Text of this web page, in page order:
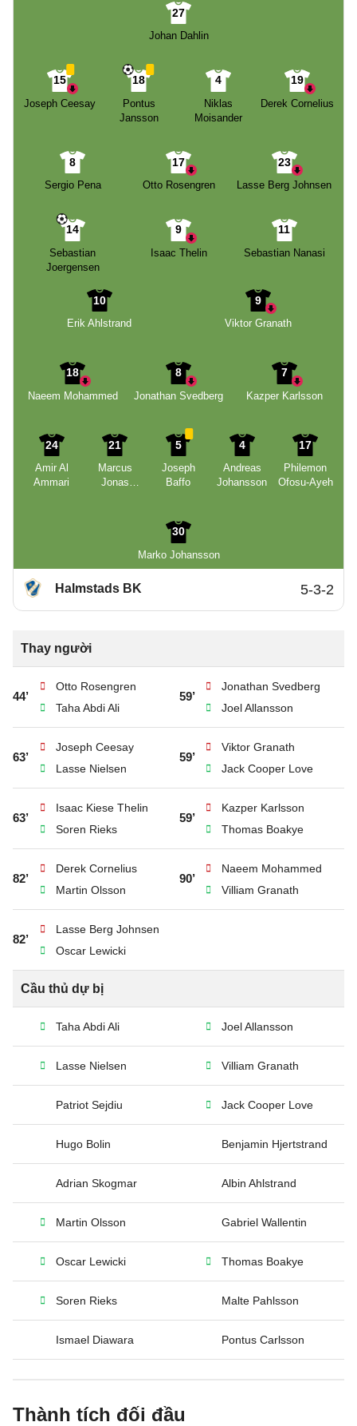
27
Johan Dahlin
15
Joseph Ceesay
18
Pontus
Jansson
4
Niklas
Moisander
19
Derek Cornelius
8
Sergio Pena
17
Otto Rosengren
23
Lasse Berg Johnsen
14
Sebastian
Joergensen
9
Isaac Thelin
11
Sebastian Nanasi
10
Erik Ahlstrand
9
Viktor Granath
18
Naeem Mohammed
8
Jonathan Svedberg
7
Kazper Karlsson
24
Amir Al
Ammari
21
Marcus
Jonas
5
Joseph
Baffo
4
Andreas
Johansson
17
Philemon
Ofosu-Ayeh
30
Marko Johansson
Halmstads BK 5-3-2
Thay người
44’
Otto Rosengren
Taha Abdi Ali
59’
Jonathan Svedberg
Joel Allansson
63’
Joseph Ceesay
Lasse Nielsen
59’
Viktor Granath
Jack Cooper Love
63’
Isaac Kiese Thelin
Soren Rieks
59’
Kazper Karlsson
Thomas Boakye
82’
Derek Cornelius
Martin Olsson
90’
Naeem Mohammed
Villiam Granath
82’
Lasse Berg Johnsen
Oscar Lewicki
Cầu thủ dự bị
Taha Abdi Ali Joel Allansson
Lasse Nielsen Villiam Granath
Patriot Sejdiu Jack Cooper Love
Hugo Bolin Benjamin Hjertstrand
Adrian Skogmar Albin Ahlstrand
Martin Olsson Gabriel Wallentin
Oscar Lewicki Thomas Boakye
Soren Rieks Malte Pahlsson
Ismael Diawara Pontus Carlsson
Thành tích đối đầu